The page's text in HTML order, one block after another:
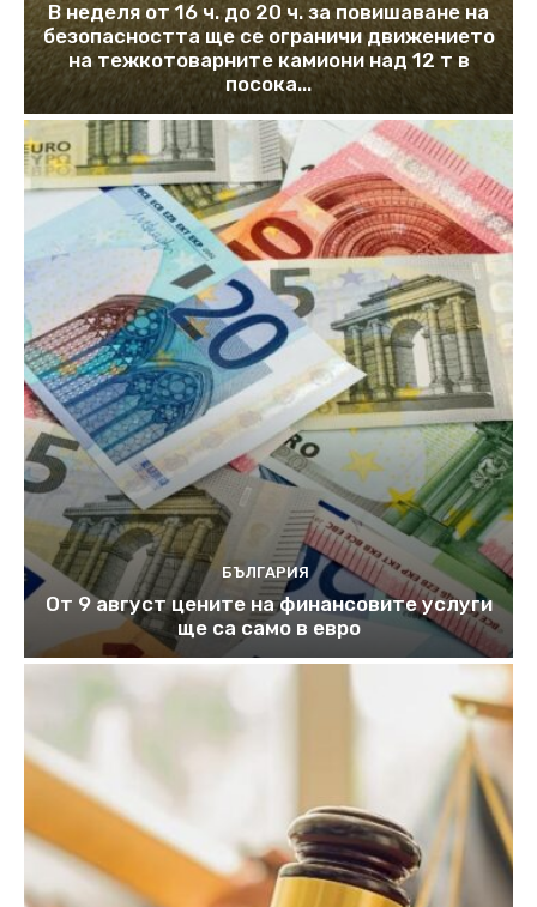
В неделя от 16 ч. до 20 ч. за повишаване на
безопасността ще се ограничи движението
на тежкотоварните камиони над 12 т в
посока...
БЪЛГАРИЯ
От 9 август цените на финансовите услуги
ще са само в евро